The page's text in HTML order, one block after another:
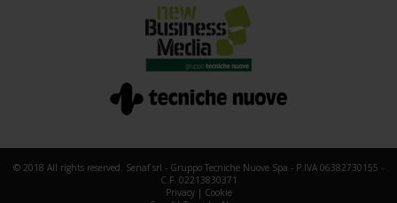
© 2018 All rights reserved. Senaf srl - Gruppo Tecniche Nuove Spa - P.IVA 06382730155 -
C.F. 02213830371
Privacy| Cookie